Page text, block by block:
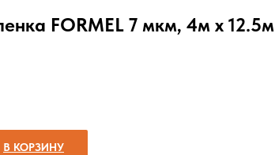
FORMEL 7 мкм, 4м х 12.5м
В КОРЗИНУ